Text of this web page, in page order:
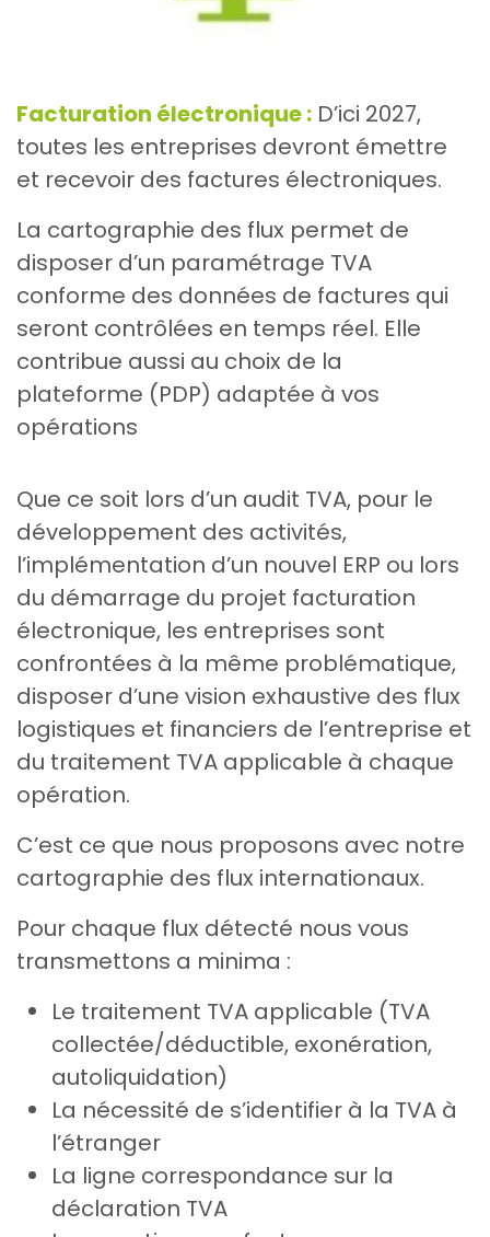
Facturation électronique : D’ici 2027,
toutes les entreprises devront émettre
et recevoir des factures électroniques.
La cartographie des flux permet de
disposer d’un paramétrage TVA
conforme des données de factures qui
seront contrôlées en temps réel. Elle
contribue aussi au choix de la
plateforme (PDP) adaptée à vos
opérations​
Que ce soit lors d’un audit TVA, pour le
développement des activités,
l’implémentation d’un nouvel ERP ou lors
du démarrage du projet facturation
électronique, les entreprises sont
confrontées à la même problématique,
disposer d’une vision exhaustive des flux
logistiques et financiers de l’entreprise et
du traitement TVA applicable à chaque
opération.
C’est ce que nous proposons avec notre
cartographie des flux internationaux.
Pour chaque flux détecté nous vous
transmettons a minima :
Le traitement TVA applicable (TVA
collectée/déductible, exonération,
autoliquidation)
La nécessité de s’identifier à la TVA à
l’étranger ​
La ligne correspondance sur la
déclaration TVA